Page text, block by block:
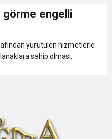
görme engelli
yürütülen hizmetlerle
sahip olması,